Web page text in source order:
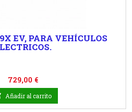
EV, PARA VEHÍCULOS
Precio
729,00 €
Añadir al carrito